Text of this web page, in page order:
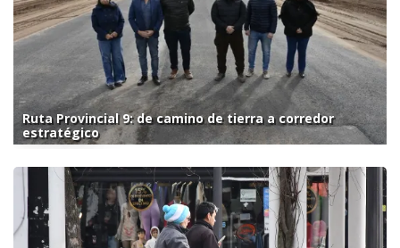
Ruta Provincial 9: de camino de tierra a corredor
estratégico